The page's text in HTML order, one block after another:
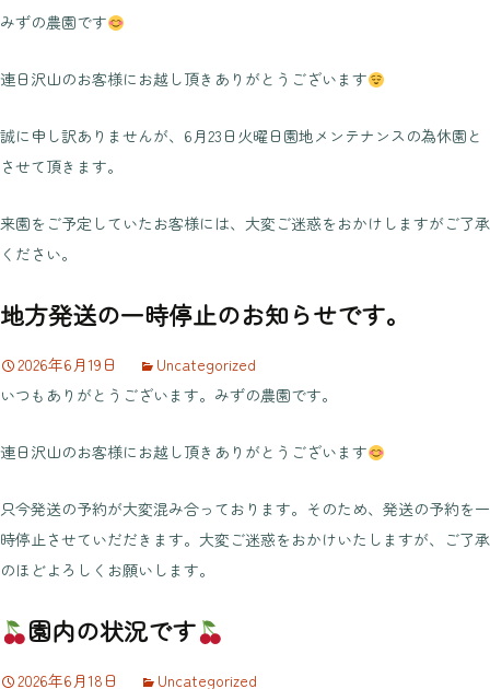
みずの農園です
連日沢山のお客様にお越し頂きありがとうございます
誠に申し訳ありませんが、6月23日火曜日園地メンテナンスの為休園と
させて頂きます。
来園をご予定していたお客様には、大変ご迷惑をおかけしますがご了承
ください。
地方発送の一時停止のお知らせです。
2026年6月19日
Uncategorized
いつもありがとうございます。みずの農園です。
連日沢山のお客様にお越し頂きありがとうございます
只今発送の予約が大変混み合っております。そのため、発送の予約を一
時停止させていだだきます。大変ご迷惑をおかけいたしますが、ご了承
のほどよろしくお願いします。
園内の状況です
2026年6月18日 Uncategorized